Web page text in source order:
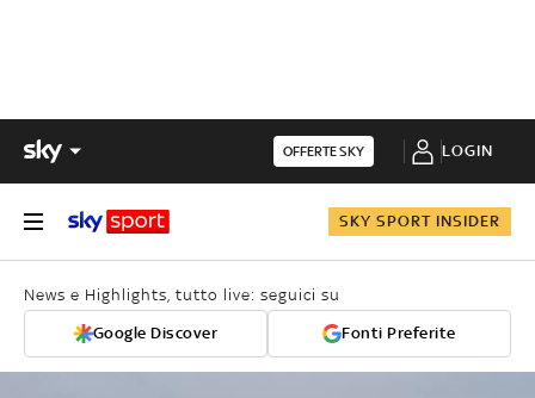
OFFERTE SKY LOGIN
SKY SPORT INSIDER
News e Highlights, tutto live: seguici su
Google Discover Fonti Preferite